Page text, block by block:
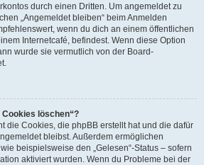
durch einen Dritten. Um angemeldet zu
„Angemeldet bleiben“ beim Anmelden
wenn du dich an einem öffentlichen
Internetcafé, befindest. Wenn diese Option
wurde sie vermutlich von der Board-
Cookies löschen“?
die Cookies, die phpBB erstellt hat und die dafür
bleibst. Außerdem ermöglichen
beispielsweise den „Gelesen“-Status – sofern
aktiviert wurden. Wenn du Probleme bei der